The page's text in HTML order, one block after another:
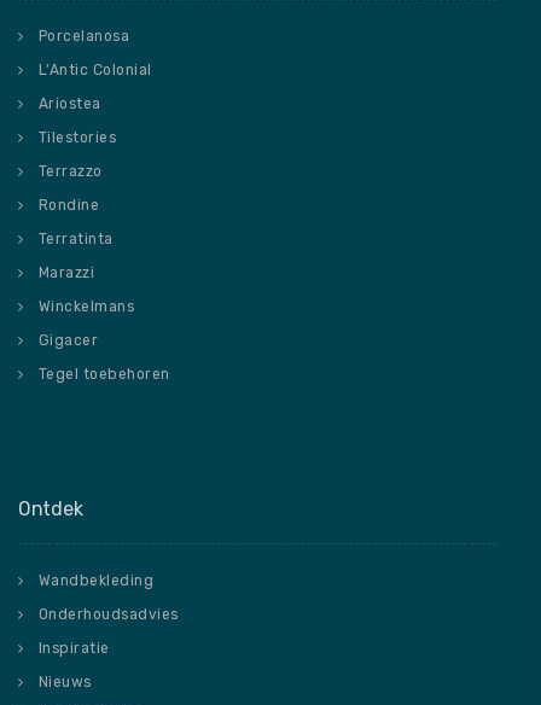
Porcelanosa
L’Antic Colonial
Ariostea
Tilestories
Terrazzo
Rondine
Terratinta
Marazzi
Winckelmans
Gigacer
Tegel toebehoren
Ontdek
Wandbekleding
Onderhoudsadvies
Inspiratie
Nieuws